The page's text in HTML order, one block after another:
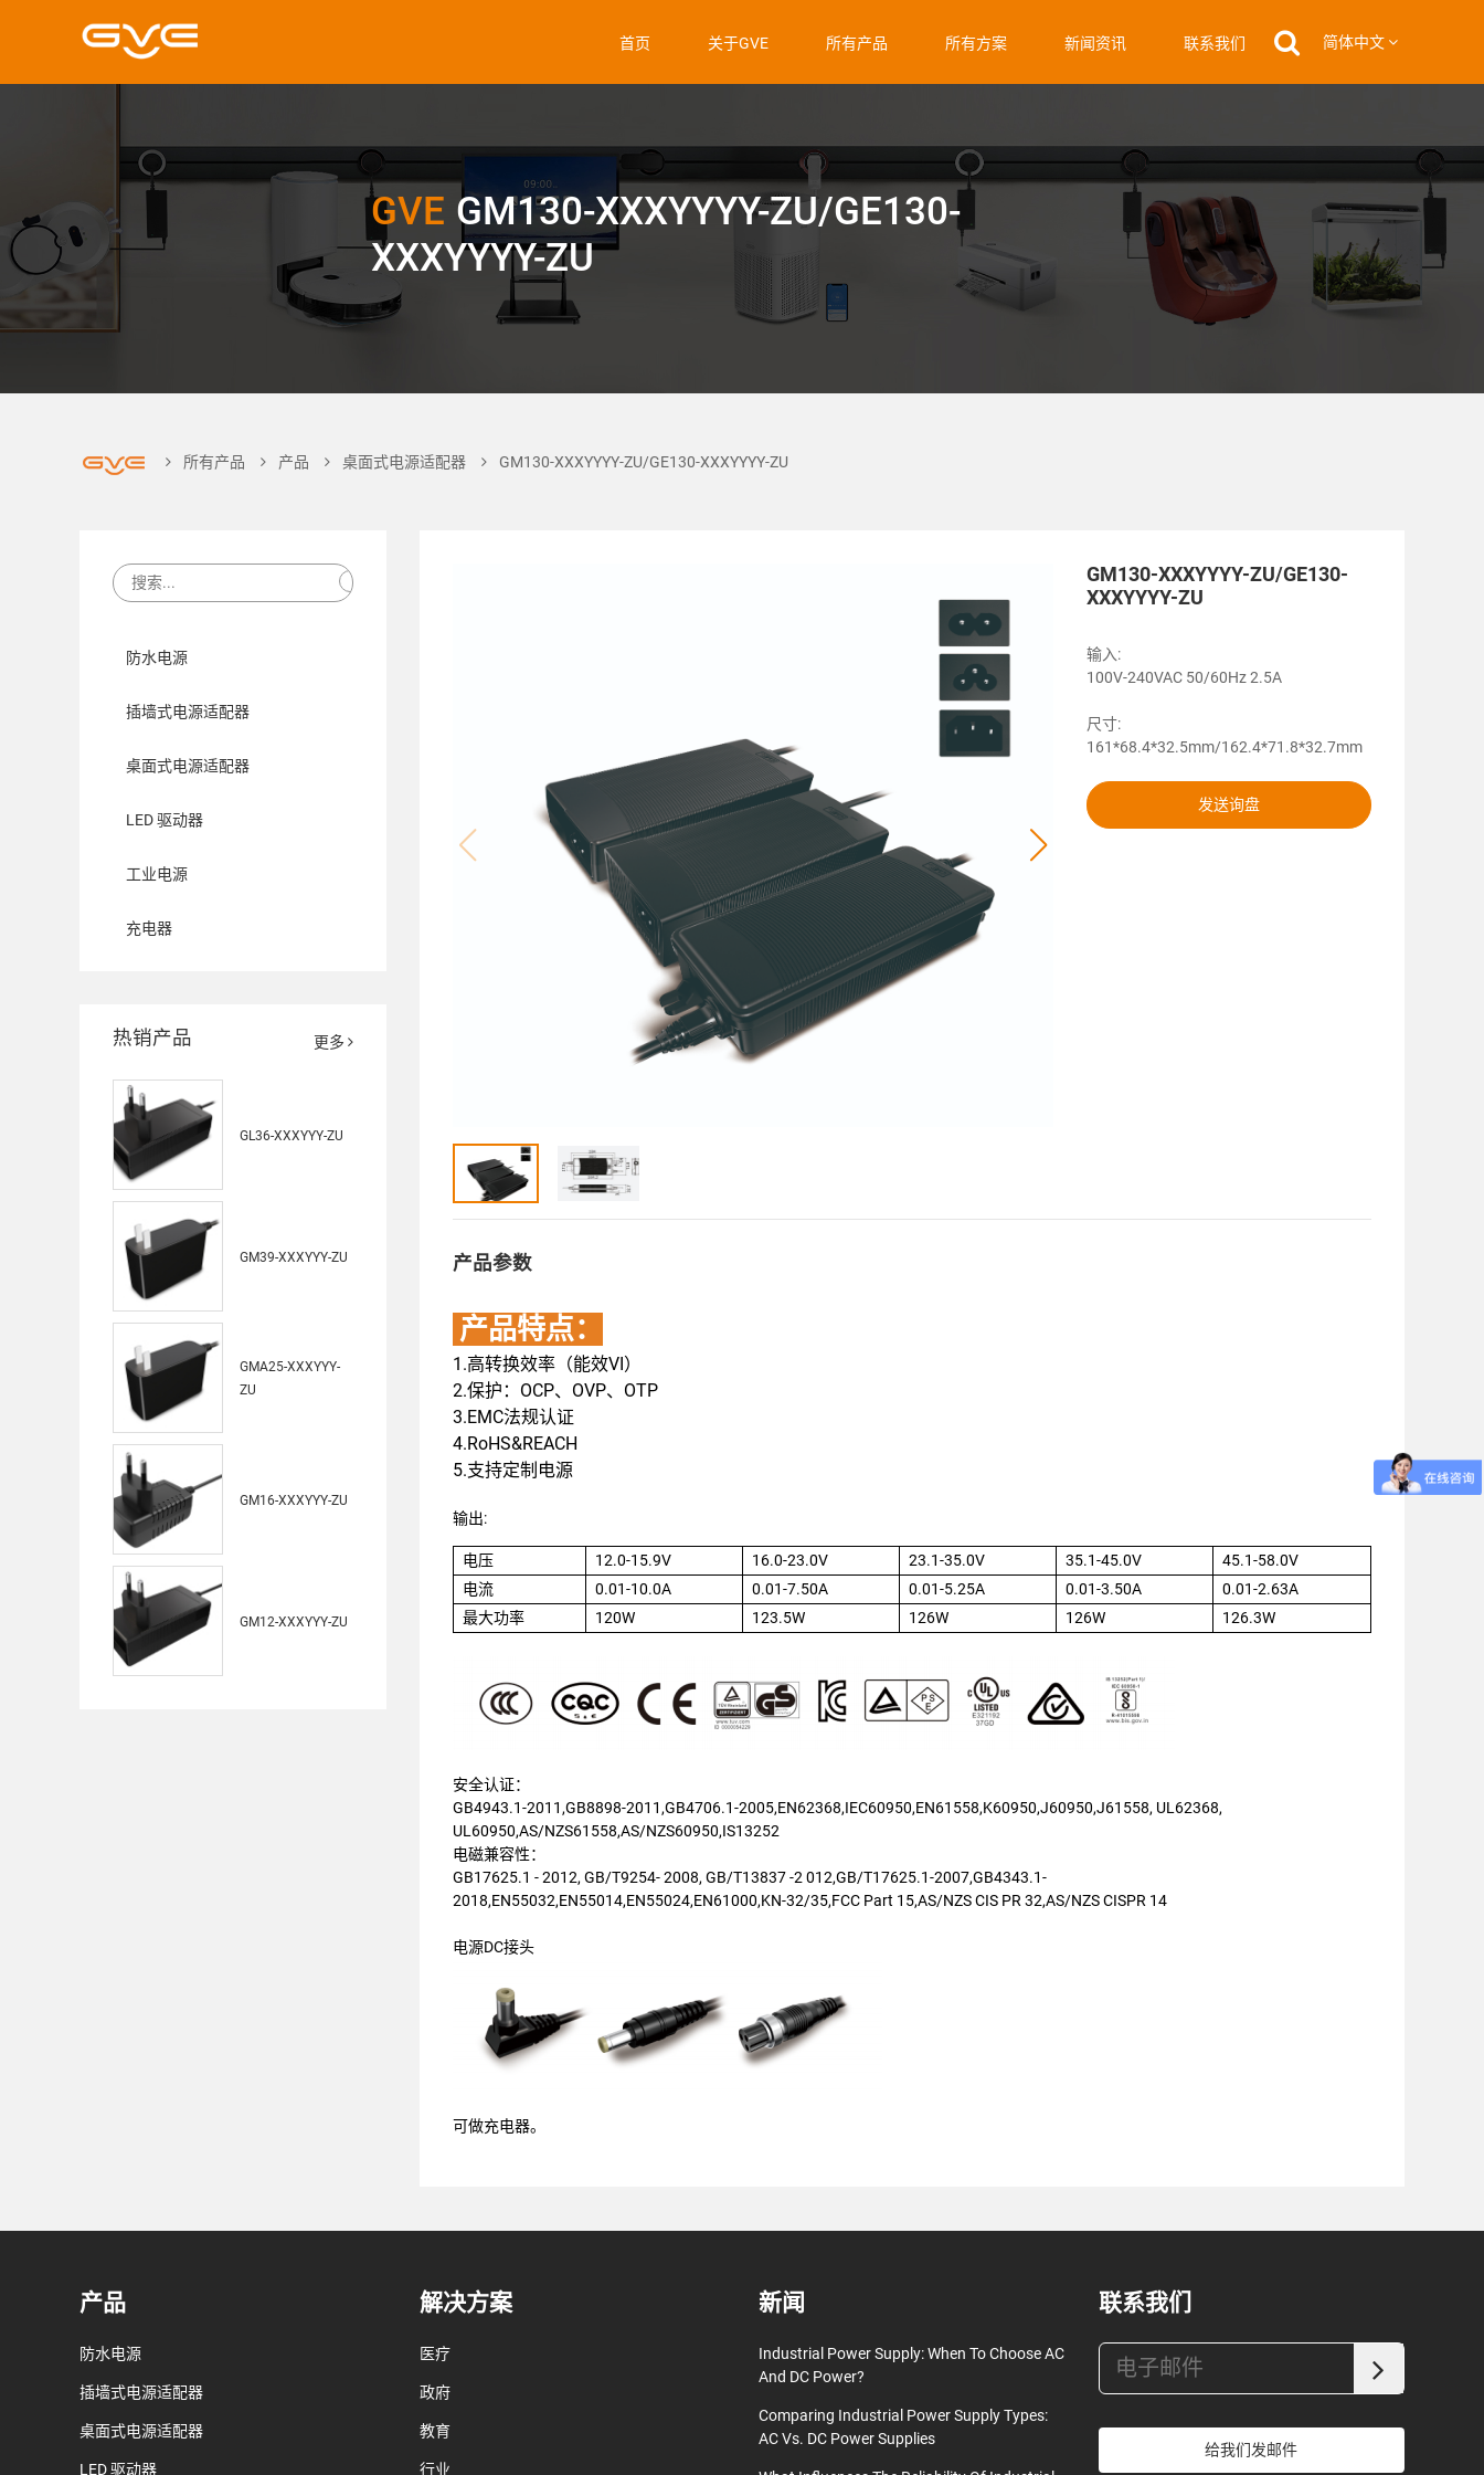
首页 关于GVE 所有产品 所有方案 新闻资讯 联系我们 简体中文
GVE GM130-XXXYYYY-ZU/GE130-
XXXYYYY-ZU
所有产品 产品 桌面式电源适配器 GM130-XXXYYYY-ZU/GE130-XXXYYYY-ZU
GM130-XXXYYYY-ZU/GE130-
XXXYYYY-ZU
输入:
100V-240VAC 50/60Hz 2.5A
尺寸:
161*68.4*32.5mm/162.4*71.8*32.7mm
发送询盘
产品参数
产品特点：
1.高转换效率（能效VI）
2.保护：OCP、OVP、OTP
3.EMC法规认证
4.RoHS&REACH
5.支持定制电源
输出:
电压 12.0-15.9V 16.0-23.0V 23.1-35.0V 35.1-45.0V
45.1-58.0V
电流
0.01-10.0A 0.01-7.50A 0.01-5.25A 0.01-3.50A
0.01-2.63A
最大功率
120W 123.5W 126W 126W 126.3W
安全认证：
GB4943.1-2011,GB8898-2011,GB4706.1-2005,EN62368,IEC60950,EN61558,K60950,J60950,J61558, UL62368,
UL60950,AS/NZS61558,AS/NZS60950,IS13252
电磁兼容性：
GB17625.1 - 2012, GB/T9254- 2008, GB/T13837 -2 012,GB/T17625.1-2007,GB4343.1-
2018,EN55032,EN55014,EN55024,EN61000,KN-32/35,FCC Part 15,AS/NZS CIS PR 32,AS/NZS CISPR 14
电源DC接头
可做充电器。
防水电源
插墙式电源适配器
桌面式电源适配器
LED 驱动器
工业电源
充电器
热销产品 更多
GL36-XXXYYY-ZU
GM39-XXXYYY-ZU
GMA25-XXXYYY-
ZU
GM16-XXXYYY-ZU
GM12-XXXYYY-ZU
产品
防水电源
插墙式电源适配器
桌面式电源适配器
LED 驱动器
解决方案
医疗
政府
教育
行业
新闻
Industrial Power Supply: When To Choose AC
And DC Power?
Comparing Industrial Power Supply Types:
AC Vs. DC Power Supplies
联系我们
给我们发邮件